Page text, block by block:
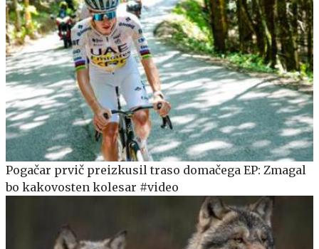
Pogačar prvič preizkusil traso domačega EP: Zmagal
bo kakovosten kolesar #video